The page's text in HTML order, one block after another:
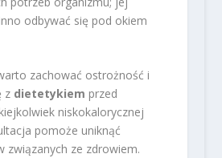
odbywać się pod okiem
zachować ostrożność i
z dietetykiem przed
niskokalorycznej
pomoże uniknąć
związanych ze zdrowiem.